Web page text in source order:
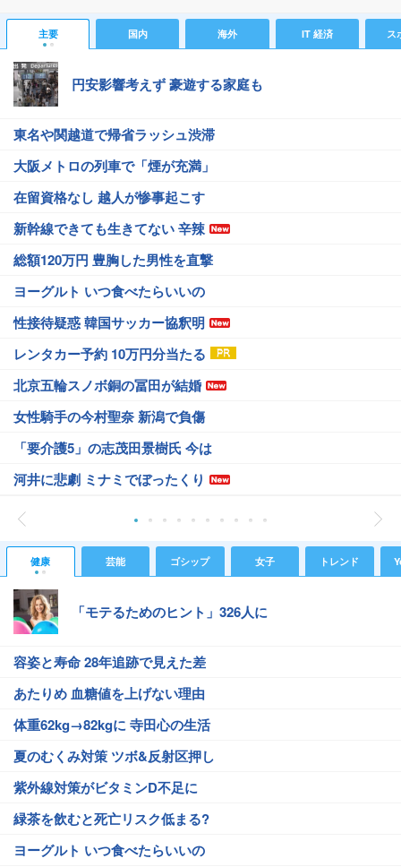
主要 国内 海外 IT 経済 ス
円安影響考えず 豪遊する家庭も
東名や関越道で帰省ラッシュ渋滞
大阪メトロの列車で「煙が充満」
在留資格なし 越人が惨事起こす
新幹線できても生きてない 辛辣
総額120万円 豊胸した男性を直撃
ヨーグルト いつ食べたらいいの
性接待疑惑 韓国サッカー協釈明
レンタカー予約 10万円分当たる
北京五輪スノボ銅の冨田が結婚
女性騎手の今村聖奈 新潟で負傷
「要介護5」の志茂田景樹氏 今は
河井に悲劇 ミナミでぼったくり
健康 芸能 ゴシップ 女子 トレンド
「モテるためのヒント」326人に
容姿と寿命 28年追跡で見えた差
あたりめ 血糖値を上げない理由
体重62kg→82kgに 寺田心の生活
夏のむくみ対策 ツボ&反射区押し
紫外線対策がビタミンD不足に
緑茶を飲むと死亡リスク低まる?
ヨーグルト いつ食べたらいいの